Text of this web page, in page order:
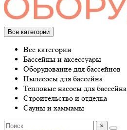
Все категории
Все категории
Бассейны и аксессуары
Оборудование для бассейнов
Пылесосы для бассейна
Тепловые насосы для бассейна
Строительство и отделка
Сауны и хаммамы
×